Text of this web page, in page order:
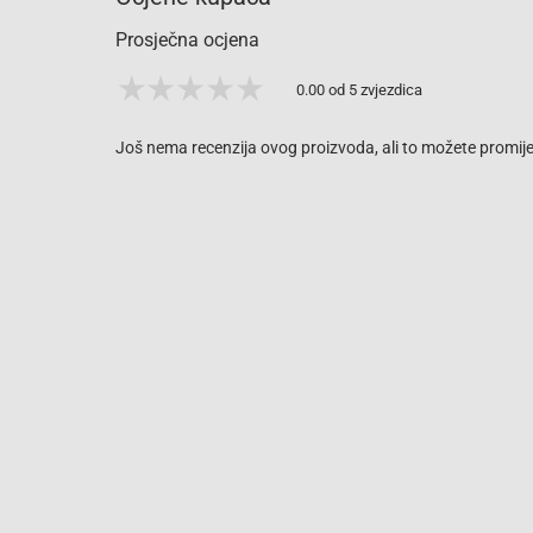
Prosječna ocjena
0.00 od 5 zvjezdica
Još nema recenzija ovog proizvoda, ali to možete